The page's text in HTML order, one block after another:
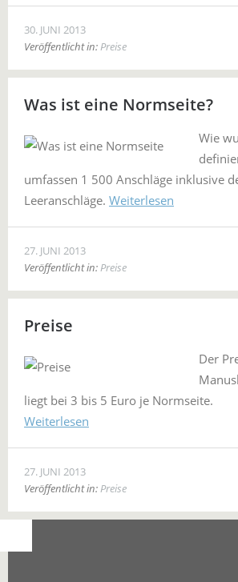
30. JUNI 2013
Veröffentlicht in:Preise
Was ist eine Normseite?
Wie
umfassen 1 500 Anschläge inklusive
Leeranschläge. Weiterlesen
27. JUNI 2013
Veröffentlicht in:Preise
Preise
Der
liegt bei 3 bis 5 Euro je Normseite.
Weiterlesen
27. JUNI 2013
Veröffentlicht in:Preise